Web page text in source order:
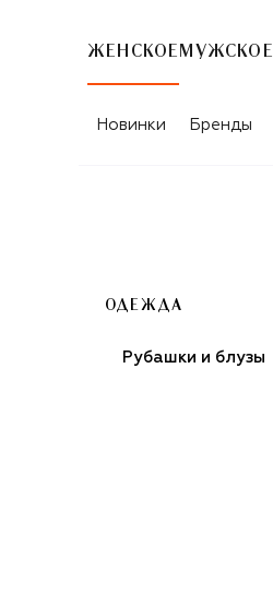
ЖЕНСКОЕ МУЖСКОЕ
Новинки Бренды
ОДЕЖДА
Рубашки и блузы